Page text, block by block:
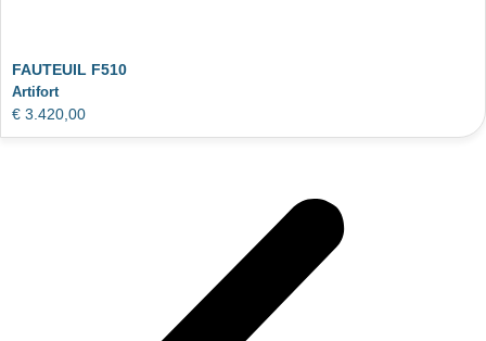
FAUTEUIL F510
Artifort
€ 3.420,00